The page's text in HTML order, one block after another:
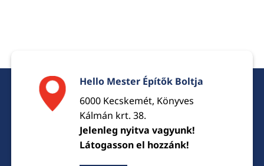
Hello Mester Építők Boltja
6000 Kecskemét, Könyves
Kálmán krt. 38.
Jelenleg nyitva vagyunk!
Látogasson el hozzánk!